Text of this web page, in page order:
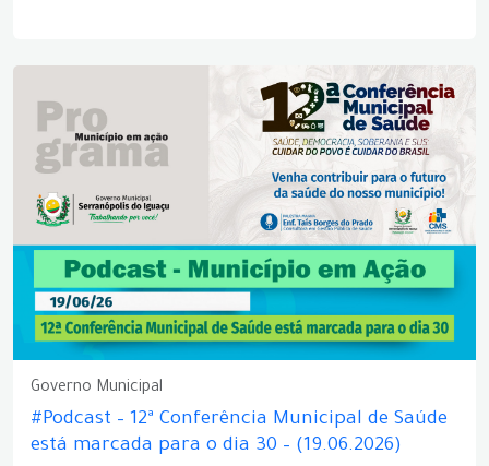
Governo Municipal
#Podcast – 12ª Conferência Municipal de Saúde
está marcada para o dia 30 – (19.06.2026)